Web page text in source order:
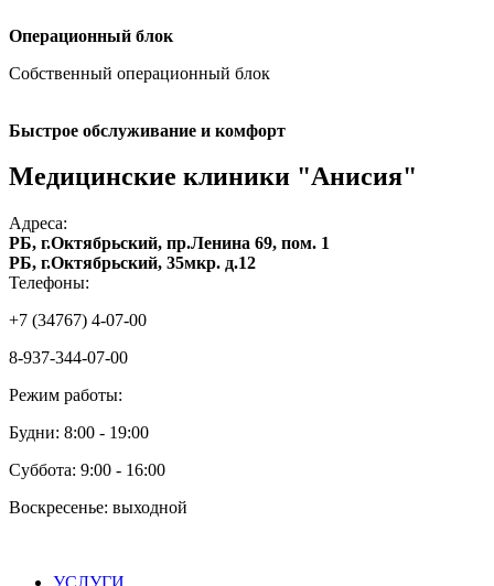
Операционный блок
Собственный операционный блок
Быстрое обслуживание и комфорт
Медицинские клиники "Анисия"
Адреса:
РБ, г.Октябрьский, пр.Ленина 69, пом. 1
РБ, г.Октябрьский, 35мкр. д.12
Телефоны:
+7 (34767) 4-07-00
8-937-344-07-00
Режим работы:
Будни: 8:00 - 19:00
Суббота: 9:00 - 16:00
Воскресенье: выходной